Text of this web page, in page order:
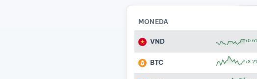
MONEDA
VND
BTC